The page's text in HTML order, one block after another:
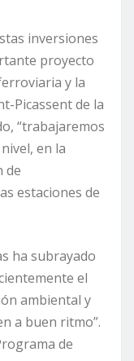
inversiones
proyecto
y la
Picassent de la
“trabajaremos
en la
de
estaciones de
ha subrayado
el
ambiental y
a buen ritmo”.
de